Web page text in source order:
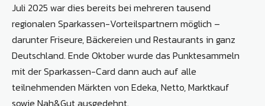
Juli 2025 war dies bereits bei mehreren tausend
regionalen Sparkassen-Vorteilspartnern möglich –
darunter Friseure, Bäckereien und Restaurants in ganz
Deutschland. Ende Oktober wurde das Punktesammeln
mit der Sparkassen-Card dann auch auf alle
teilnehmenden Märkten von Edeka, Netto, Marktkauf